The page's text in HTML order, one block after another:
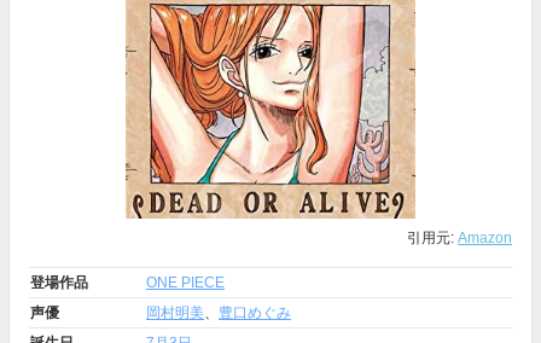
引用元: Amazon
登場作品
ONE PIECE
声優
岡村明美、 豊口めぐみ